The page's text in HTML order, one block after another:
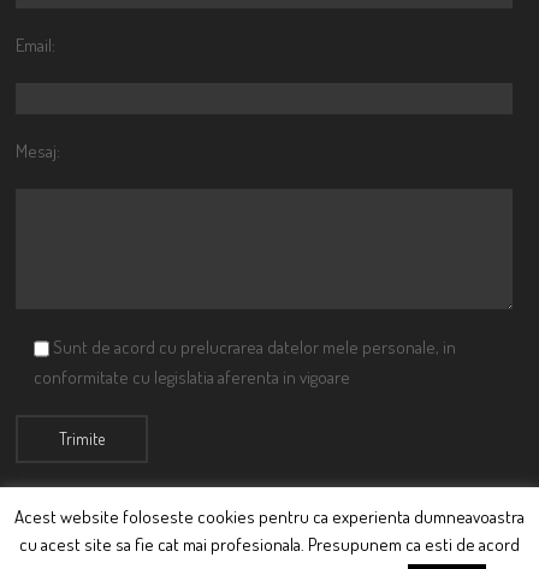
Email:
Mesaj:
Sunt de acord cu prelucrarea datelor mele personale, in
conformitate cu legislatia aferenta in vigoare
© Ciutacu 2015 Parte a Imperiului Ciutacesc.
Acest website foloseste cookies pentru ca experienta dumneavoastra
cu acest site sa fie cat mai profesionala. Presupunem ca esti de acord